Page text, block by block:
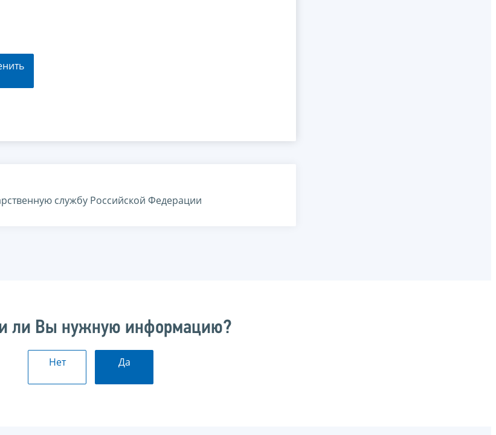
службу Российской Федерации
ли Вы нужную информацию?
Нет Да